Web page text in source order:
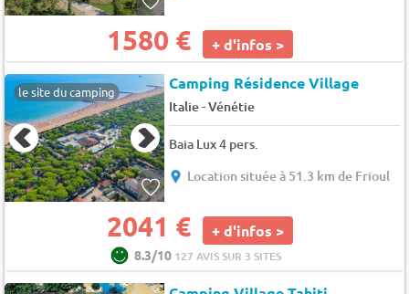
1580 € + d'infos >
le site du camping Camping Résidence Village
Italie-Vénétie
Baia Lux 4 pers.
Location située à 51.3 km de Frioul
2041 € + d'infos >
8.3/10 127 AVIS SUR 3 SITES